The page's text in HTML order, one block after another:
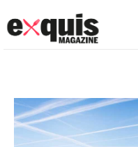
Hôtels
Gastronomie